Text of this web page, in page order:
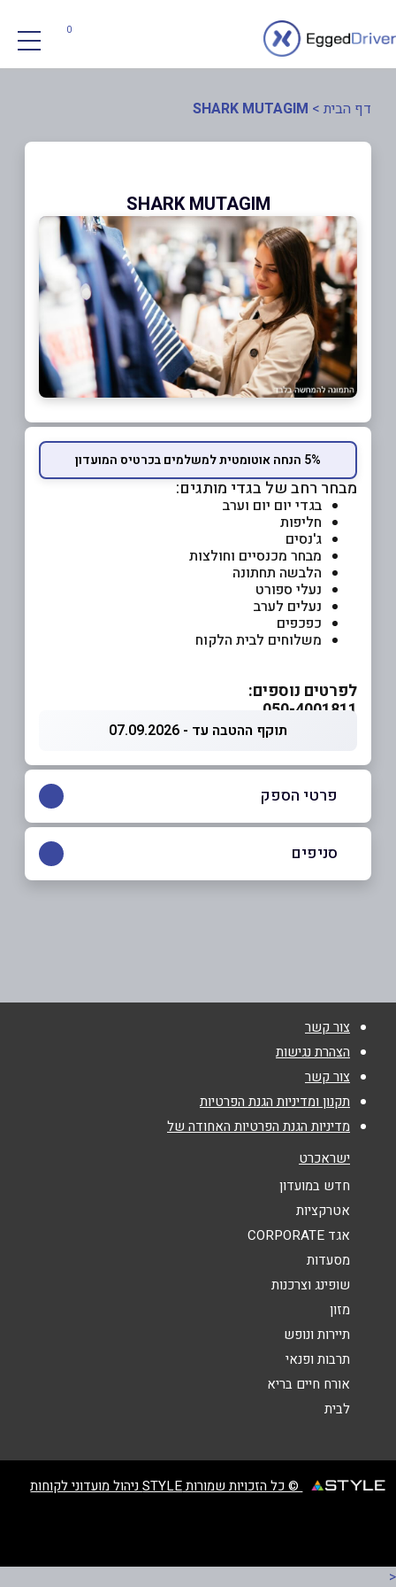
0
דף הבית >
SHARK MUTAGIM
SHARK MUTAGIM
5% הנחה אוטומטית למשלמים בכרטיס המועדון
מבחר רחב של בגדי מותגים:
בגדי יום יום וערב
חליפות
ג'נסים
מבחר מכנסיים וחולצות
הלבשה תחתונה
נעלי ספורט
נעלים לערב
כפכפים
משלוחים לבית הלקוח
לפרטים נוספים:
050-4001811
תוקף ההטבה עד - 07.09.2026
פרטי הספק
נושא*
אנא חזרו אלי בקשר ל...
סניפים
צור קשר
הצהרת נגישות
צור קשר
תקנון ומדיניות הגנת הפרטיות
מדיניות הגנת הפרטיות האחודה של
ישראכרט
חדש במועדון
אטרקציות
אגד CORPORATE
מסעדות
שופינג וצרכנות
מזון
תיירות ונופש
תרבות ופנאי
אורח חיים בריא
לבית
© כל הזכויות שמורות STYLE ניהול מועדוני לקוחות
<